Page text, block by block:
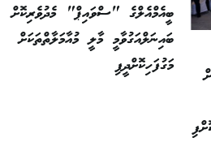
ބީއެމްއެލްގެ "ސްވައިޕް" މެދުވެރިކޮށް
ބައިނަލްއަގުވާމީ މާލީ މުއާމަލާތްތަކަށް
މަގުފަހިކޮށްދީފި